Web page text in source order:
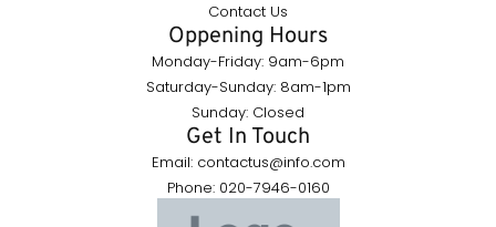
Contact Us
Oppening Hours
Monday-Friday: 9am-6pm
Saturday-Sunday: 8am-1pm
Sunday: Closed
Get In Touch
Email: contactus@info.com
Phone: 020-7946-0160